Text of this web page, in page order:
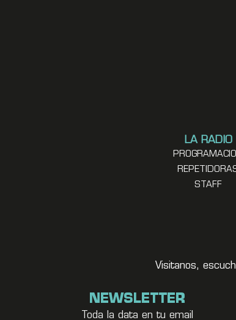
LA RADIO
STAFF
Visitanos,
NEWSLETTER
Toda la data en tu email